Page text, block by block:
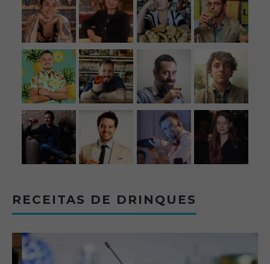
RECEITAS DE DRINQUES